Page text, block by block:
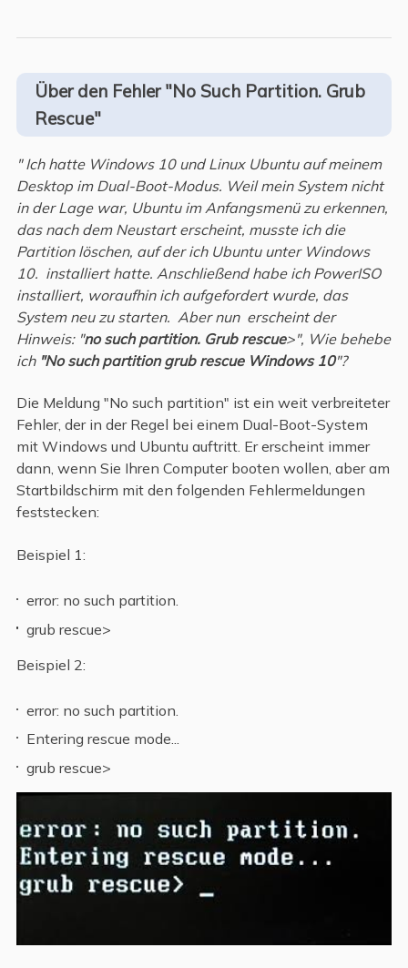
Über den Fehler "No Such Partition. Grub
Rescue"
" Ich hatte Windows 10 und Linux Ubuntu auf meinem
Desktop im Dual-Boot-Modus. Weil mein System nicht
in der Lage war, Ubuntu im Anfangsmenü zu erkennen,
das nach dem Neustarterscheint, musste ich die
Partition löschen, auf der ich Ubuntu unter Windows
10. installiert hatte. Anschließend habe ich PowerISO
installiert, woraufhin ich aufgefordert wurde, das
System neu zu starten. Aber nun erscheint der
Hinweis: "no such partition. Grub rescue>", Wie behebe
ich"No such partition grub rescue Windows 10"?
Die Meldung "No such partition" ist ein weit verbreiteter
Fehler, der in der Regel bei einem Dual-Boot-System
mit Windows und Ubuntu auftritt. Er erscheint immer
dann, wenn Sie Ihren Computer booten wollen, aber am
Startbildschirm mit den folgenden Fehlermeldungen
feststecken:
Beispiel 1:
error: no such partition.
grub rescue>
Beispiel 2:
error: no such partition.
Entering rescue mode...
grub rescue>